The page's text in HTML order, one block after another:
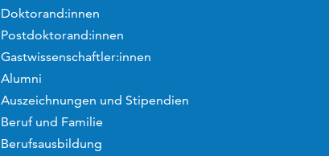
Doktorand:innen
Postdoktorand:innen
Gastwissenschaftler:innen
Alumni
Auszeichnungen und Stipendien
Beruf und Familie
Berufsausbildung